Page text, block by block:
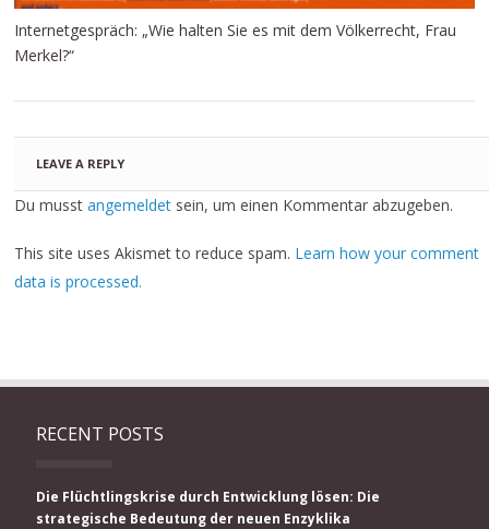
Internetgespräch: „Wie halten Sie es mit dem Völkerrecht, Frau
Merkel?“
LEAVE A REPLY
Du musstangemeldet sein, um einen Kommentar abzugeben.
This site uses Akismet to reduce spam. Learn how your comment
data is processed.
RECENT POSTS
Die Flüchtlingskrise durch Entwicklung lösen: Die
strategische Bedeutung der neuen Enzyklika